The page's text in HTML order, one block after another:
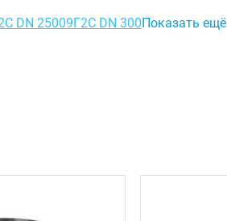
DN 25009Г2С DN 300Показать ещё